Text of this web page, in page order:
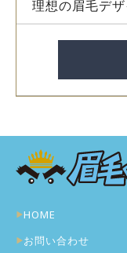
理想の眉毛デ
HOME
お問い合わせ